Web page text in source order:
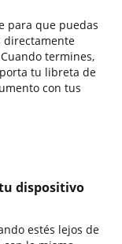
para que puedas
directamente
termines,
tu libreta de
con tus
dispositivo
estés lejos de